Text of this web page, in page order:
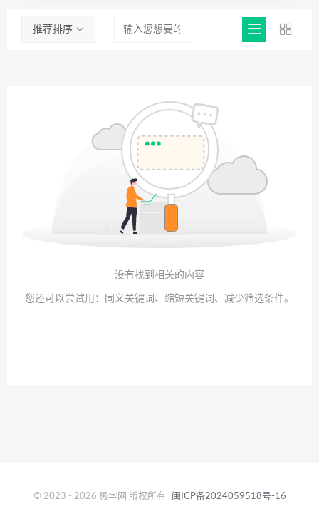
推荐排序
没有找到相关的内容
您还可以尝试用：同义关键词、缩短关键词、减少筛选条件。
© 2023 - 2026 极字网 版权所有 闽ICP备2024059518号-16